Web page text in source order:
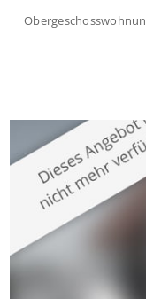
großzügige Räume
modernen
verbindet. Der […]